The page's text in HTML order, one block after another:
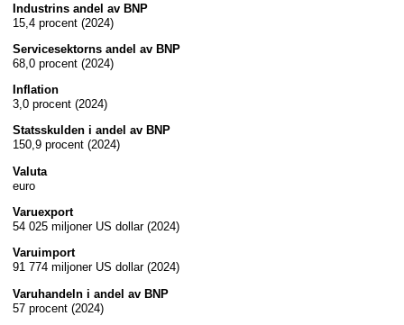
Industrins andel av BNP
15,4 procent (2024)
Servicesektorns andel av BNP
68,0 procent (2024)
Inflation
3,0 procent (2024)
Statsskulden i andel av BNP
150,9 procent (2024)
Valuta
euro
Varuexport
54 025 miljoner US dollar (2024)
Varuimport
91 774 miljoner US dollar (2024)
Varuhandeln i andel av BNP
57 procent (2024)